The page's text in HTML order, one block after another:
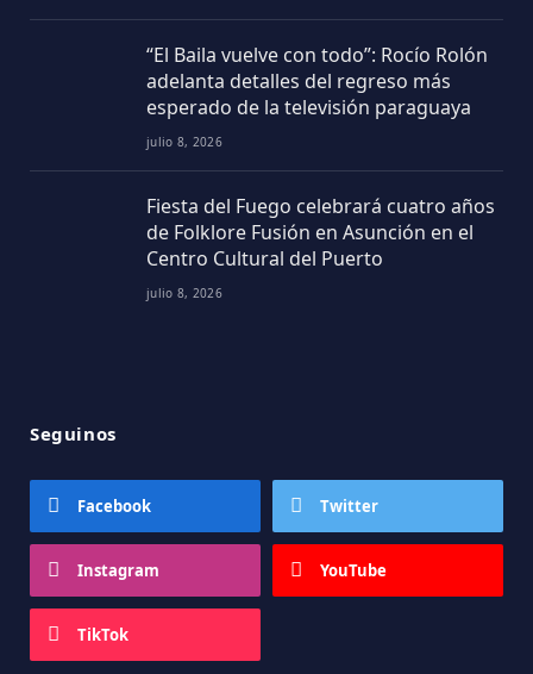
“El Baila vuelve con todo”: Rocío Rolón
adelanta detalles del regreso más
esperado de la televisión paraguaya
julio 8, 2026
Fiesta del Fuego celebrará cuatro años
de Folklore Fusión en Asunción en el
Centro Cultural del Puerto
julio 8, 2026
Seguinos
Facebook Twitter
Instagram YouTube
TikTok